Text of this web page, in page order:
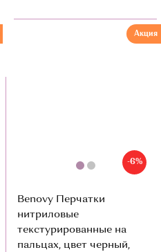
-6%
Акция
Benovy Перчатки
нитриловые
текстурированные на
пальцах, цвет черный,